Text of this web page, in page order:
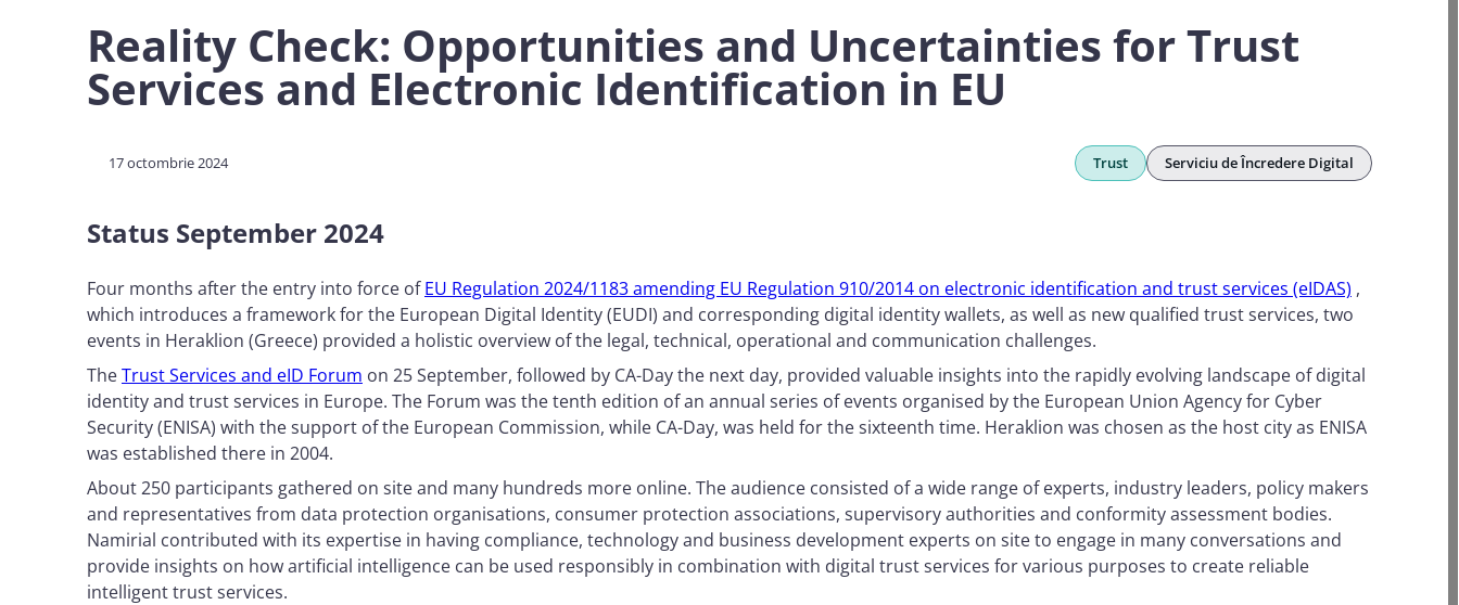
Reality Check: Opportunities and Uncertainties for Trust
Services and Electronic Identification in EU
17 octombrie 2024 Trust Serviciu de Încredere Digital
Status September 2024
Four months after the entry into force ofEU Regulation 2024/1183 amending EU Regulation 910/2014 on electronic identification and trust services (eIDAS) ,
which introduces a framework for the European Digital Identity (EUDI) and corresponding digital identity wallets, as well as new qualified trust services, two
events in Heraklion (Greece) provided a holistic overview of the legal, technical, operational and communication challenges.
TheTrust Services and eID Forum on 25 September, followed by CA-Day the next day, provided valuable insights into the rapidly evolving landscape of digital
identity and trust services in Europe. The Forum was the tenth edition of an annual series of events organised by the European Union Agency for Cyber
Security (ENISA) with the support of the European Commission, while CA-Day, was held for the sixteenth time. Heraklion was chosen as the host city as ENISA
was established there in 2004.
About 250 participants gathered on site and many hundreds more online. The audience consisted of a wide range of experts, industry leaders, policy makers
and representatives from data protection organisations, consumer protection associations, supervisory authorities and conformity assessment bodies.
Namirial contributed with its expertise in having compliance, technology and business development experts on site to engage in many conversations and
provide insights on how artificial intelligence can be used responsibly in combination with digital trust services for various purposes to create reliable
intelligent trust services.